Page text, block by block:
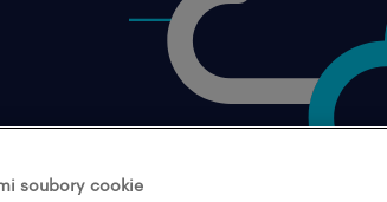
soubory cookie